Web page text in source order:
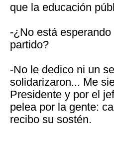
que la educación
-¿No está
partido?
-No le dedico ni un
solidarizaron... Me
Presidente y por el
pelea por la gente:
recibo su sostén.